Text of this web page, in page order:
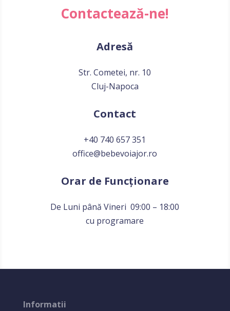
Contactează-ne!
Adresă
Str. Cometei, nr. 10
Cluj-Napoca
Contact
+40 740 657 351
office@bebevoiajor.ro
Orar de Funcționare
De Luni până Vineri 09:00 – 18:00
cu programare
Informatii